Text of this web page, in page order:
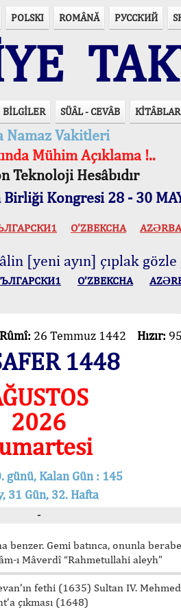
POLSKI ROMÂNĂ РУССКИЙ
BİLGİLER SÜÂL - CEVÂB KİTÂBLAR
Namaz Vakitleri
Mühim Açıklama !..
Teknoloji Hesâbıdır
Kongresi 28 - 30
O’ZBEKCHA
[yeni ayın] çıplak
O’ZBEKCHA
Rûmî: 26 Temmuz 1442 Hızır: 95
1448
2026
günü, Kalan Gün : 145
31 Gün, 32. Hafta
-
benzer. Gemi batınca, onunla
ı Mâverdî “Rahmetullahi aleyh”
fethi (1635) Sultan IV. Mehmed
çıkması (1648)